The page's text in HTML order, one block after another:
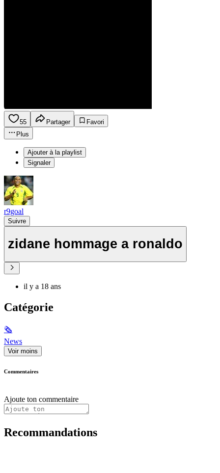
55 Partager
Favori
Plus
Ajouter à la playlist
Signaler
r9goal
Suivre
zidane hommage a ronaldo
il y a 18 ans
Catégorie
🗞
News
Voir moins
Commentaires
Ajoute ton commentaire
Recommandations